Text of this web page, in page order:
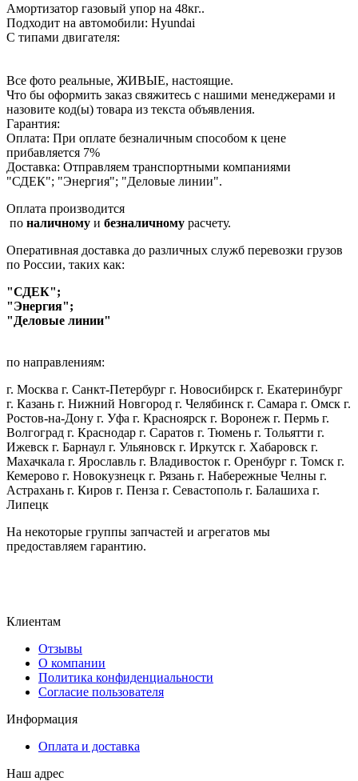
Амортизатор газовый упор на 48кг..
Подходит на автомобили: Hyundai
С типами двигателя:
Все фото реальные, ЖИВЫЕ, настоящие.
Что бы оформить заказ свяжитесь с нашими менеджерами и
назовите код(ы) товара из текста объявления.
Гарантия:
Оплата: При оплате безналичным способом к цене
прибавляется 7%
Доставка: Отправляем транспортными компаниями
"СДЕК"; "Энергия"; "Деловые линии".
Оплата производится
по наличному и безналичному расчету.
Оперативная доставка до различных служб перевозки грузов
по России, таких как:
"СДЕК";
"Энергия";
"Деловые линии"
по направлениям:
г. Москва г. Санкт-Петербург г. Новосибирск г. Екатеринбург
г. Казань г. Нижний Новгород г. Челябинск г. Самара г. Омск г.
Ростов-на-Дону г. Уфа г. Красноярск г. Воронеж г. Пермь г.
Волгоград г. Краснодар г. Саратов г. Тюмень г. Тольятти г.
Ижевск г. Барнаул г. Ульяновск г. Иркутск г. Хабаровск г.
Махачкала г. Ярославль г. Владивосток г. Оренбург г. Томск г.
Кемерово г. Новокузнецк г. Рязань г. Набережные Челны г.
Астрахань г. Киров г. Пенза г. Севастополь г. Балашиха г.
Липецк
На некоторые группы запчастей и агрегатов мы
предоставляем гарантию.
Клиентам
Отзывы
О компании
Политика конфиденциальности
Согласие пользователя
Информация
Оплата и доставка
Наш адрес